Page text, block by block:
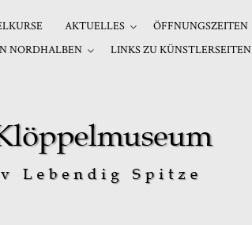
AKTUELLES ÖFFNUNGSZEITEN
NORDHALBEN
LINKS ZU KÜNSTLERSEITEN